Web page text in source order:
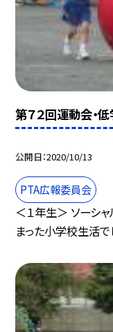
第７２回運動会・
公開日 2020/10/13
PTA広報委員会
＜１年生＞ ソーシ
まった小学校生活で